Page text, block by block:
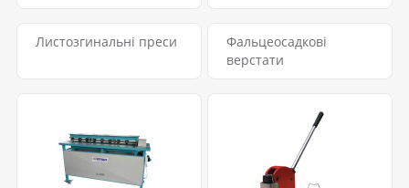
Листозгинальні преси
Фальцеосадкові
верстати